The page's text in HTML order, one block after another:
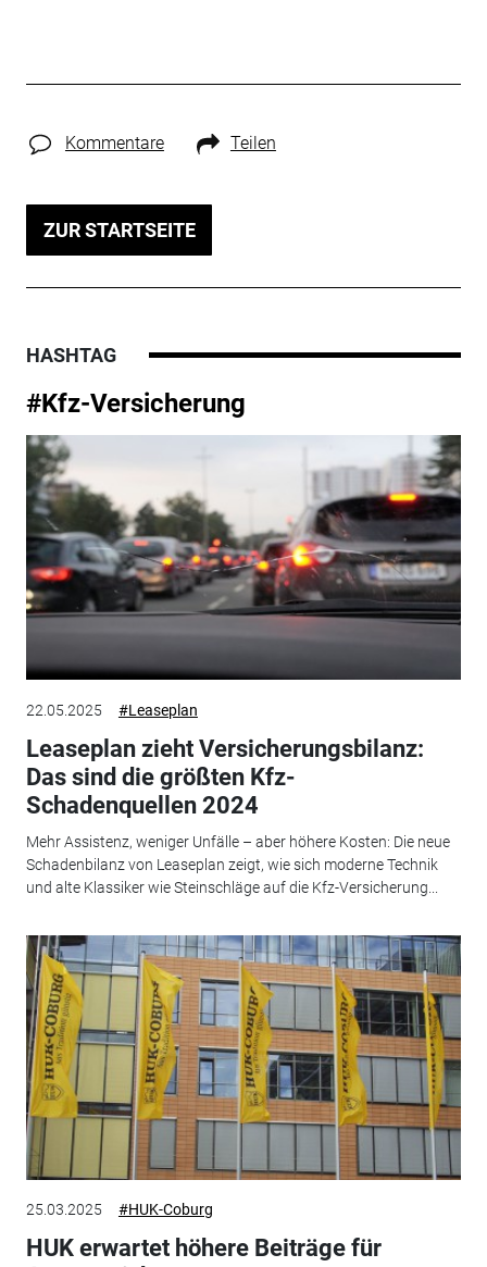
Kommentare Teilen
ZUR STARTSEITE
HASHTAG
#Kfz-Versicherung
22.05.2025 #Leaseplan
Leaseplan zieht Versicherungsbilanz:
Das sind die größten Kfz-
Schadenquellen 2024
Mehr Assistenz, weniger Unfälle – aber höhere Kosten: Die neue
Schadenbilanz von Leaseplan zeigt, wie sich moderne Technik
und alte Klassiker wie Steinschläge auf die Kfz-Versicherung...
25.03.2025 #HUK-Coburg
HUK erwartet höhere Beiträge für